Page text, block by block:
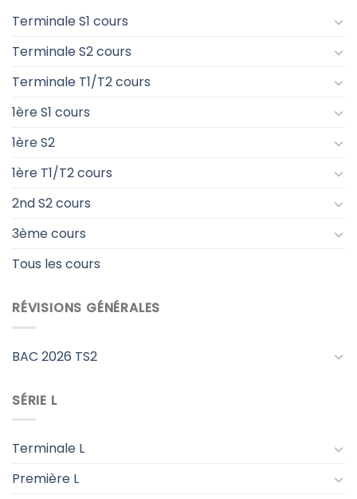
Terminale S1 cours
Terminale S2 cours
Terminale T1/T2 cours
1ère S1 cours
1ère S2
1ère T1/T2 cours
2nd S2 cours
3ème cours
Tous les cours
RÉVISIONS GÉNÉRALES
BAC 2026 TS2
SÉRIE L
Terminale L
Première L